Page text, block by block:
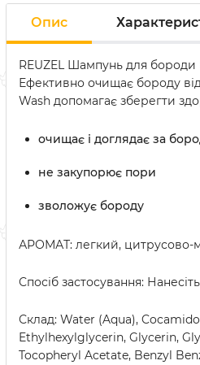
Опис
REUZEL Шампунь для бороди
Ефективно очищає бороду
Wash допомагає зберегти
очищає і доглядає за
не закупорює пори
зволожує бороду
АРОМАТ: легкий, цитрусово-
Спосіб застосування:
Склад: Water (Aqua),
Ethylhexylglycerin, Glycerin,
Tocopheryl Acetate, Benzyl